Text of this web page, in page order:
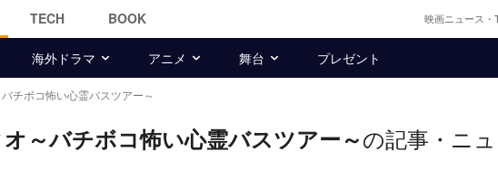
TECH BOOK 映画ニュース
海外ドラマ アニメ 舞台 プレゼント
チボコ怖い心霊バスツアー～
～バチボコ怖い心霊バスツアー～の記事・ニュ